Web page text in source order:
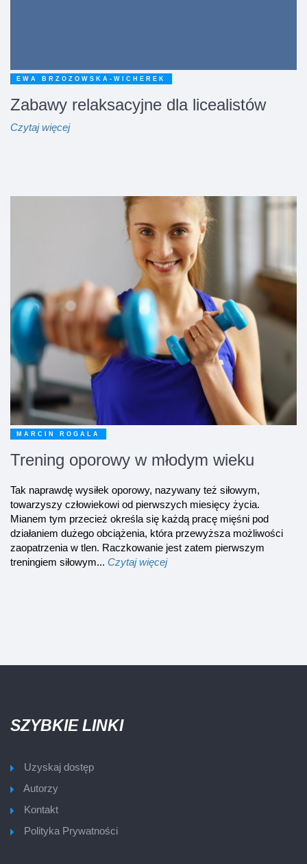
EWA BRZOZOWSKA-WICHEREK
Zabawy relaksacyjne dla licealistów
Czytaj więcej
MARCIN ROGALA
Trening oporowy w młodym wieku
Tak naprawdę wysiłek oporowy, nazywany też siłowym,
towarzyszy człowiekowi od pierwszych miesięcy życia.
Mianem tym przecież określa się każdą pracę mięśni pod
działaniem dużego obciążenia, która przewyższa możliwości
zaopatrzenia w tlen. Raczkowanie jest zatem pierwszym
treningiem siłowym... Czytaj więcej
SZYBKIE LINKI
Uzyskaj dostęp
Autorzy
Kontakt
Polityka Prywatności